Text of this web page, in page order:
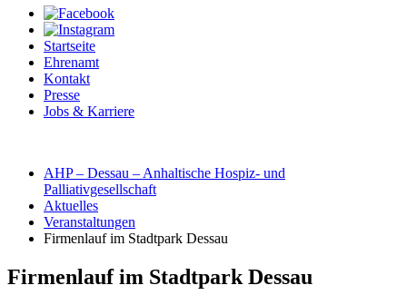
Startseite
Ehrenamt
Kontakt
Presse
Jobs & Karriere
AHP – Dessau – Anhaltische Hospiz- und
Palliativgesellschaft
Aktuelles
Veranstaltungen
Firmenlauf im Stadtpark Dessau
Firmenlauf im Stadtpark Dessau